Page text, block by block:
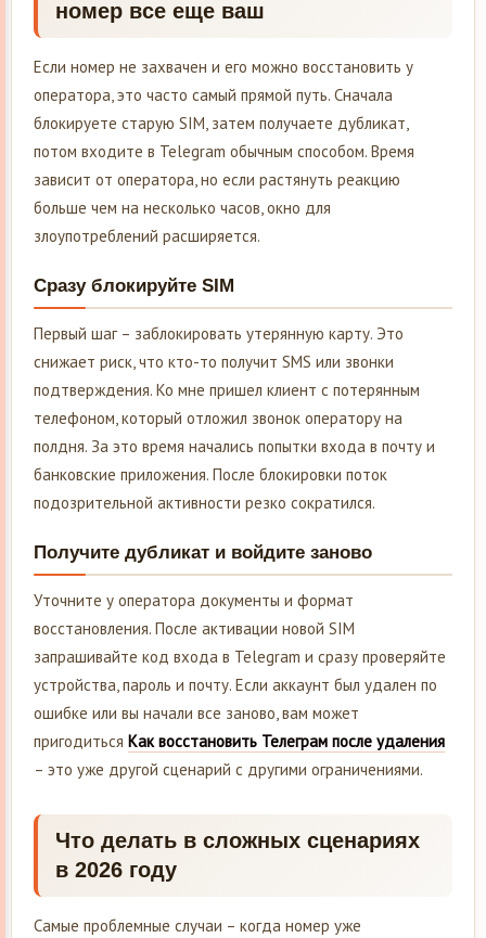
номер все еще ваш
Если номер не захвачен и его можно восстановить у
оператора, это часто самый прямой путь. Сначала
блокируете старую SIM, затем получаете дубликат,
потом входите в Telegram обычным способом. Время
зависит от оператора, но если растянуть реакцию
больше чем на несколько часов, окно для
злоупотреблений расширяется.
Сразу блокируйте SIM
Первый шаг – заблокировать утерянную карту. Это
снижает риск, что кто-то получит SMS или звонки
подтверждения. Ко мне пришел клиент с потерянным
телефоном, который отложил звонок оператору на
полдня. За это время начались попытки входа в почту и
банковские приложения. После блокировки поток
подозрительной активности резко сократился.
Получите дубликат и войдите заново
Уточните у оператора документы и формат
восстановления. После активации новой SIM
запрашивайте код входа в Telegram и сразу проверяйте
устройства, пароль и почту. Если аккаунт был удален по
ошибке или вы начали все заново, вам может
пригодиться Как восстановить Телеграм после удаления
– это уже другой сценарий с другими ограничениями.
Что делать в сложных сценариях
в 2026 году
Самые проблемные случаи – когда номер уже